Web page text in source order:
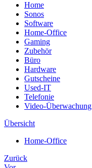
Home
Sonos
Software
Home-Office
Gaming
Zubehör
Büro
Hardware
Gutscheine
Used-IT
Telefonie
Video-Überwachung
Übersicht
Home-Office
Zurück